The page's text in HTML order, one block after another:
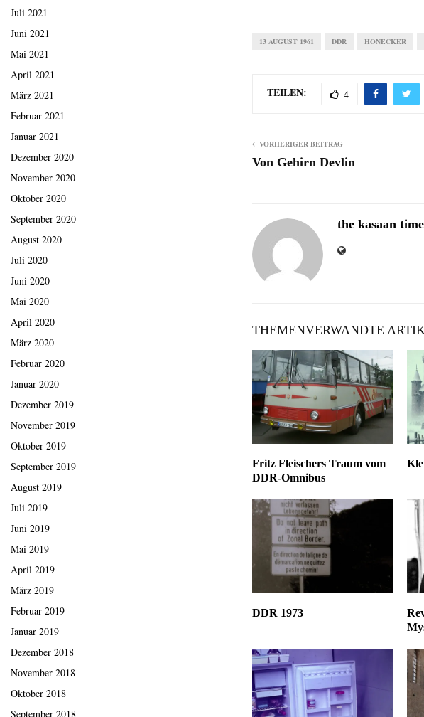
13 AUGUST 1961 DDR HONECKER
TEILEN: 4
VORHERIGER BEITRAG
Von Gehirn Devlin
the kasaan
THEMENVERWANDTE
Fritz Fleischers Traum vom
DDR-Omnibus
DDR 1973
Juli 2021
Juni 2021
Mai 2021
April 2021
März 2021
Februar 2021
Januar 2021
Dezember 2020
November 2020
Oktober 2020
September 2020
August 2020
Juli 2020
Juni 2020
Mai 2020
April 2020
März 2020
Februar 2020
Januar 2020
Dezember 2019
November 2019
Oktober 2019
September 2019
August 2019
Juli 2019
Juni 2019
Mai 2019
April 2019
März 2019
Februar 2019
Januar 2019
Dezember 2018
November 2018
Oktober 2018
September 2018